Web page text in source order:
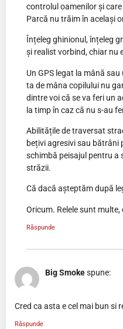
controlul oamenilor și
Parcă nu trăim în același
Înțeleg ghinionul, înțeleg
și realist vorbind, chiar nu
Un GPS legat la mână
ta de mâna copilului nu
dintre voi că se va feri un
la timp în caz că nu s-au
Abilitățile de traversat
bețivi agresivi sau bătrâni
schimbă peisajul pentru a
străzii.
Că dacă așteptăm după
Oricum. Relele sunt
Răspunde
Big Smokespune:
Cred ca asta e cel mai bun si
Răspunde